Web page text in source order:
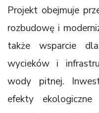
Projekt obejmuje
rozbudowę i
także wsparcie
wycieków i
wody pitnej.
efekty